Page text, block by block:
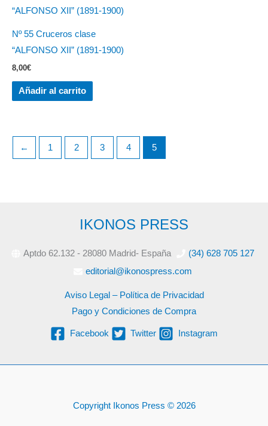
Nº 55 Cruceros clase
“ALFONSO XII” (1891-1900)
8,00€
Añadir al carrito
← 1 2 3 4 5
IKONOS PRESS
Aptdo 62.132 - 28080 Madrid- España
(34) 628 705 127
editorial@ikonospress.com
Aviso Legal – Política de Privacidad
Pago y Condiciones de Compra
Facebook Twitter Instagram
Copyright Ikonos Press © 2026